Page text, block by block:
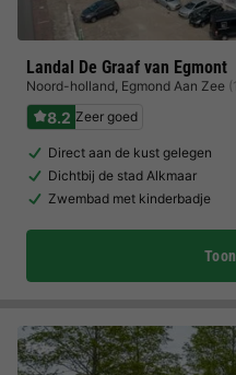
Landal De Graaf van Egmont
Noord-holland, Egmond Aan Zee
8.2 Zeer goed
Direct aan de kust gelegen
Dichtbij de stad Alkmaar
Zwembad met kinderbadje